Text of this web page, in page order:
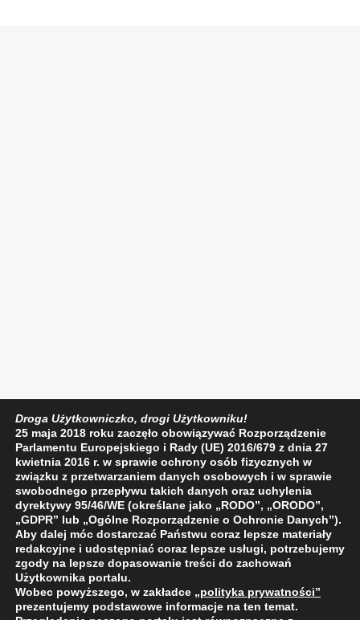
Droga Użytkowniczko, drogi Użytkowniku!
25 maja 2018 roku zaczęło obowiązywać Rozporządzenie
Parlamentu Europejskiego i Rady (UE) 2016/679 z dnia 27
kwietnia 2016 r. w sprawie ochrony osób fizycznych w
związku z przetwarzaniem danych osobowych i w sprawie
swobodnego przepływu takich danych oraz uchylenia
dyrektywy 95/46/WE (określane jako „RODO”, „ORODO”,
„GDPR” lub „Ogólne Rozporządzenie o Ochronie Danych”).
Aby dalej móc dostarczać Państwu coraz lepsze materiały
redakcyjne i udostępniać coraz lepsze usługi, potrzebujemy
zgody na lepsze dopasowanie treści do zachowań
Użytkownika portalu.
Wobec powyższego, w zakładce „polityka prywatności”
prezentujemy podstawowe informacje na ten temat.